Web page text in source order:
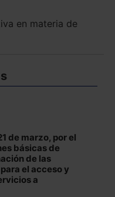
en materia de
de marzo, por el
básicas de
de las
el acceso y
a